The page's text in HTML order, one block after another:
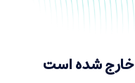
شده است